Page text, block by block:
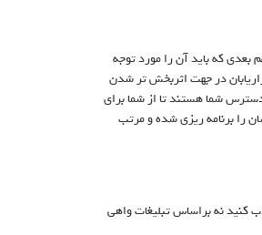
بعدی که باید آن را مورد توجه
در جهت اثربخش تر شدن
شما هستند تا از شما برای
را برنامه ریزی شده و مرتب
کنید نه براساس تبلیغات واهی